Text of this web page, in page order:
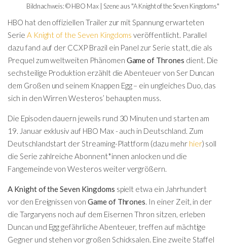
Bildnachweis: © HBO Max | Szene aus "A Knight of the Seven Kingdoms"
HBO hat den offiziellen Trailer zur mit Spannung erwarteten
Serie A Knight of the Seven Kingdoms veröffentlicht. Parallel
dazu fand auf der CCXP Brazil ein Panel zur Serie statt, die als
Prequel zum weltweiten Phänomen Game of Thrones dient. Die
sechsteilige Produktion erzählt die Abenteuer von Ser Duncan
dem Großen und seinem Knappen Egg – ein ungleiches Duo, das
sich in den Wirren Westeros’ behaupten muss.
Die Episoden dauern jeweils rund 30 Minuten und starten am
19. Januar exklusiv auf HBO Max - auch in Deutschland. Zum
Deutschlandstart der Streaming-Plattform (dazu mehr hier) soll
die Serie zahlreiche Abonnent*innen anlocken und die
Fangemeinde von Westeros weiter vergrößern.
A Knight of the Seven Kingdoms spielt etwa ein Jahrhundert
vor den Ereignissen von Game of Thrones. In einer Zeit, in der
die Targaryens noch auf dem Eisernen Thron sitzen, erleben
Duncan und Egg gefährliche Abenteuer, treffen auf mächtige
Gegner und stehen vor großen Schicksalen. Eine zweite Staffel